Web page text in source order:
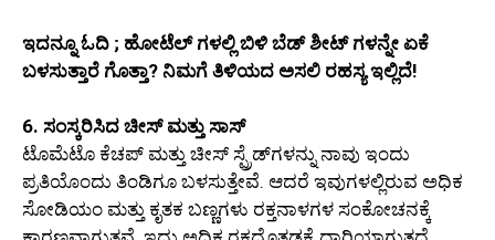
ಇದನ್ನೂ ಓದಿ ; ಹೋಟೆಲ್ ಗಳಲ್ಲಿ ಬಿಳಿ ಬೆಡ್ ಶೀಟ್ ಗಳನ್ನೇ ಏಕೆ
ಬಳಸುತ್ತಾರೆ ಗೊತ್ತಾ? ನಿಮಗೆ ತಿಳಿಯದ ಅಸಲಿ ರಹಸ್ಯ ಇಲ್ಲಿದೆ!
6. ಸಂಸ್ಕರಿಸಿದ ಚೀಸ್ ಮತ್ತು ಸಾಸ್
ಟೊಮೆಟೊ ಕೆಚಪ್ ಮತ್ತು ಚೀಸ್ ಸ್ಪ್ರೆಡ್‌ಗಳನ್ನು ನಾವು ಇಂದು
ಪ್ರತಿಯೊಂದು ತಿಂಡಿಗೂ ಬಳಸುತ್ತೇವೆ. ಆದರೆ ಇವುಗಳಲ್ಲಿರುವ ಅಧಿಕ
ಸೋಡಿಯಂ ಮತ್ತು ಕೃತಕ ಬಣ್ಣಗಳು ರಕ್ತನಾಳಗಳ ಸಂಕೋಚನಕ್ಕೆ